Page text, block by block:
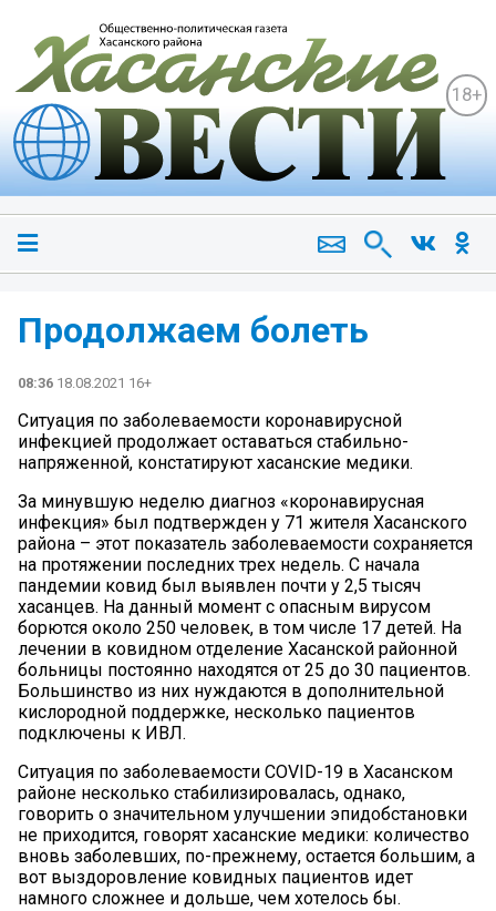
18+
Продолжаем болеть
08:36 18.08.2021 16+
Ситуация по заболеваемости коронавирусной
инфекцией продолжает оставаться стабильно-
напряженной, констатируют хасанские медики.
За минувшую неделю диагноз «коронавирусная
инфекция» был подтвержден у 71 жителя Хасанского
района – этот показатель заболеваемости сохраняется
на протяжении последних трех недель. С начала
пандемии ковид был выявлен почти у 2,5 тысяч
хасанцев. На данный момент с опасным вирусом
борются около 250 человек, в том числе 17 детей. На
лечении в ковидном отделение Хасанской районной
больницы постоянно находятся от 25 до 30 пациентов.
Большинство из них нуждаются в дополнительной
кислородной поддержке, несколько пациентов
подключены к ИВЛ.
Ситуация по заболеваемости COVID-19 в Хасанском
районе несколько стабилизировалась, однако,
говорить о значительном улучшении эпидобстановки
не приходится, говорят хасанские медики: количество
вновь заболевших, по-прежнему, остается большим, а
вот выздоровление ковидных пациентов идет
намного сложнее и дольше, чем хотелось бы.